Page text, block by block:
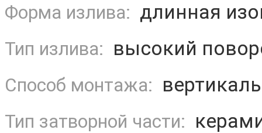
Форма излива: длинная
Тип излива: высокий
Способ монтажа:
Тип затворной части: